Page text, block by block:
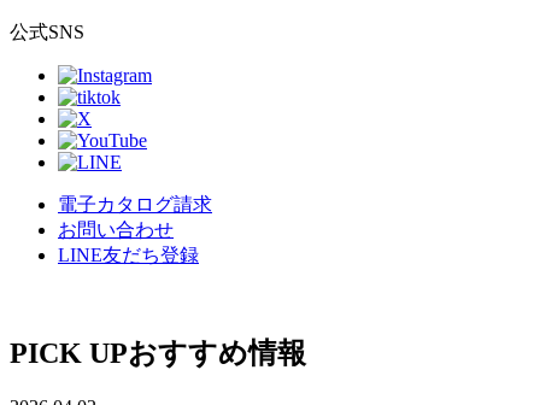
公式SNS
電子カタログ請求
お問い合わせ
LINE友だち登録
PICK UPおすすめ情報